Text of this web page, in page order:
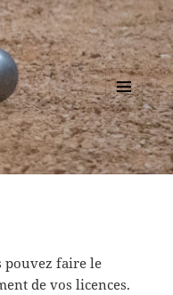
MENU
ET
WIDGETS
pouvez faire le
de vos licences.